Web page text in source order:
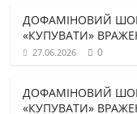
ДОФАМІНОВИЙ
«КУПУВАТИ»
27.06.2026 0
ДОФАМІНОВИЙ
«КУПУВАТИ»